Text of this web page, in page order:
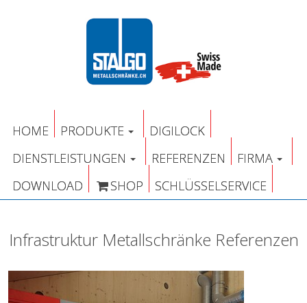
HOME PRODUKTE
DIGILOCK
DIENSTLEISTUNGEN
REFERENZEN
FIRMA
DOWNLOAD
SHOP SCHLÜSSELSERVICE
Infrastruktur Metallschränke Referenzen